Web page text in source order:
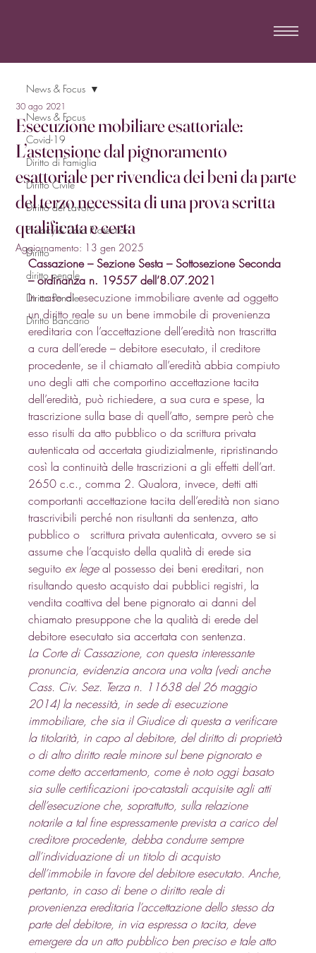
News & Focus
Covid-19
Diritto di Famiglia
Diritto Civile
Diritto del Lavoro
Privacy & Data Protection
Diritto
diritto penale
Diritto Penale
Diritto Bancario
News & Focus
Esecuzione mobiliare esattoriale:
L’astensione dal pignoramento
esattoriale per rivendica dei beni da parte
del terzo necessita di una prova scritta
qualificata e certa
30 ago 2021
Aggiornamento: 13 gen 2025
Cassazione – Sezione Sesta – Sottosezione Seconda
– ordinanza n. 19557 dell’8.07.2021
In caso di esecuzione immobiliare avente ad oggetto
un diritto reale su un bene immobile di provenienza
ereditaria con l’accettazione dell’eredità non trascritta
a cura dell’erede – debitore esecutato, il creditore
procedente, se il chiamato all’eredità abbia compiuto
uno degli atti che comportino accettazione tacita
dell’eredità, può richiedere, a sua cura e spese, la
trascrizione sulla base di quell’atto, sempre però che
esso risulti da atto pubblico o da scrittura privata
autenticata od accertata giudizialmente, ripristinando
così la continuità delle trascrizioni a gli effetti dell’art.
2650 c.c., comma 2. Qualora, invece, detti atti
comportanti accettazione tacita dell’eredità non siano
trascrivibili perché non risultanti da sentenza, atto
pubblico o   scrittura privata autenticata, ovvero se si
assume che l’acquisto della qualità di erede sia
seguito ex lege al possesso dei beni ereditari, non
risultando questo acquisto dai pubblici registri, la
vendita coattiva del bene pignorato ai danni del
chiamato presuppone che la qualità di erede del
debitore esecutato sia accertata con sentenza.
La Corte di Cassazione, con questa interessante
pronuncia, evidenzia ancora una volta (vedi anche
Cass. Civ. Sez. Terza n. 11638 del 26 maggio
2014) la necessità, in sede di esecuzione
immobiliare, che sia il Giudice di questa a verificare
la titolarità, in capo al debitore, del diritto di proprietà
o di altro diritto reale minore sul bene pignorato e
come detto accertamento, come è noto oggi basato
sia sulle certificazioni ipo-catastali acquisite agli atti
dell’esecuzione che, soprattutto, sulla relazione
notarile a tal fine espressamente prevista a carico del
creditore procedente, debba condurre sempre
all’individuazione di un titolo di acquisto
dell’immobile in favore del debitore esecutato. Anche,
pertanto, in caso di bene o diritto reale di
provenienza ereditaria l’accettazione dello stesso da
parte del debitore, in via espressa o tacita, deve
emergere da un atto pubblico ben preciso e tale atto